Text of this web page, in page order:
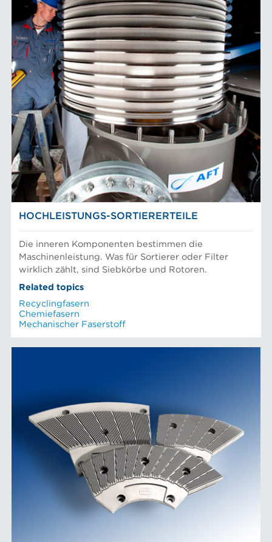
WEITERE FILTER
LEISTUNGSKOMPONENTEN
Filterelemente
Refiner-Mahlplatten und Mahlgarnituren
Siebbleche
Siebkörbe
Sortierer-Rotoren
AFT-MARKEN
Aikawa-Technologie
Finebar-Mahlung
Max-Sortierung
POM-Konstantteilsysteme
MÄRKTE
Chemiefasern
Faserstoffmahlung
Lebensmittelsortierung und -trennung
Mechanischer Faserstoff
Papiermaschinen Konstantteil
Prüfung und Labor
Recyclingfasern
Siebkörbe und Mahlplatten für die Industrie
ANLAGE
Konstanter Teil
Sortierer
Stoffaufbereitung
FASERBEARBEITUNG
HOCHLEISTUNGS-SORTIERERTEILE
Die inneren Komponenten bestimmen die
Maschinenleistung. Was für Sortierer oder Filter
wirklich zählt, sind Siebkörbe und Rotoren.
Related topics
Recyclingfasern
Chemiefasern
Mechanischer Faserstoff